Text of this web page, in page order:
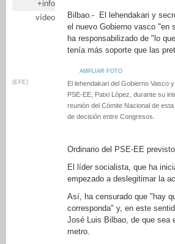
+info
vídeo
Bilbao.- El lehendakari y
el nuevo Gobierno vasco "en
ha responsabilizado de "lo
tenía más soporte que las
AMPLIAR FOTO
(EFE)
El lehendakari del Gobierno Vasco
PSE-EE, Patxi López, durante su
reunión del Cómite Nacional de
de decisión entre Congresos.
Ordinario del PSE-EE
El líder socialista, que ha
empezado a deslegitimar la
Así, ha censurado que "hay
corresponda" y, en este
José Luis Bilbao, de que sea
metro.